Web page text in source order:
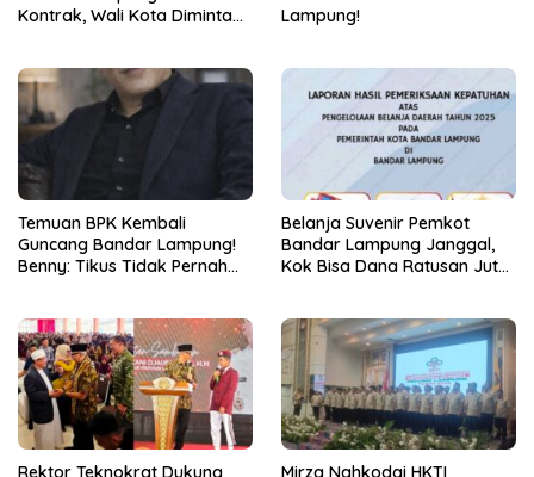
Kontrak, Wali Kota Diminta
Lampung!
Temuan BPK Kembali
Guncang Bandar Lampung!
Benny: Tikus Tidak Pernah
Belanja Suvenir Pemkot
Bandar Lampung Janggal,
Kok Bisa Dana Ratusan Juta
Rektor Teknokrat Dukung Mirza Nahkodai HKTI